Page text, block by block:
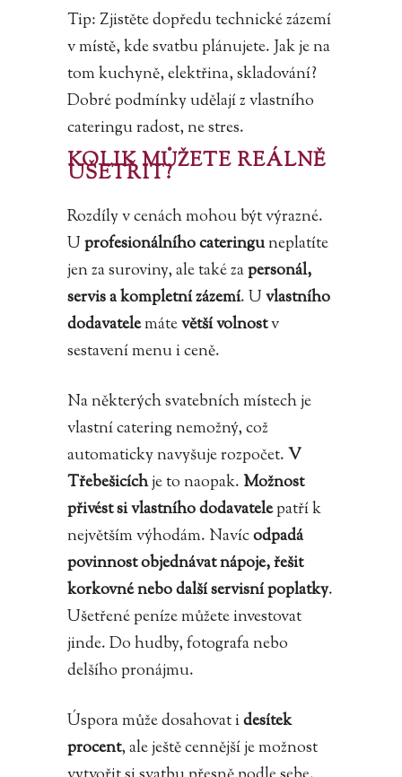
Tip: Zjistěte dopředu technické zázemí
v místě, kde svatbu plánujete. Jak je na
tom kuchyně, elektřina, skladování?
Dobré podmínky udělají z vlastního
cateringu radost, ne stres.
KOLIK MŮŽETE REÁLNĚ
UŠETŘIT?
Rozdíly v cenách mohou být výrazné.
Uprofesionálního cateringuneplatíte
jen za suroviny, ale také zapersonál,
servis a kompletní zázemí. Uvlastního
dodavatelemátevětší volnostv
sestavení menu i ceně.
Na některých svatebních místech je
vlastní catering nemožný, což
automaticky navyšuje rozpočet.V
Třebešicíchje to naopak.Možnost
přivést si vlastního dodavatelepatří k
největším výhodám. Navícodpadá
povinnost objednávat nápoje, řešit
korkovné nebo další servisní poplatky.
Ušetřené peníze můžete investovat
jinde. Do hudby, fotografa nebo
delšího pronájmu.
Úspora může dosahovat idesítek
procent, ale ještě cennější je možnost